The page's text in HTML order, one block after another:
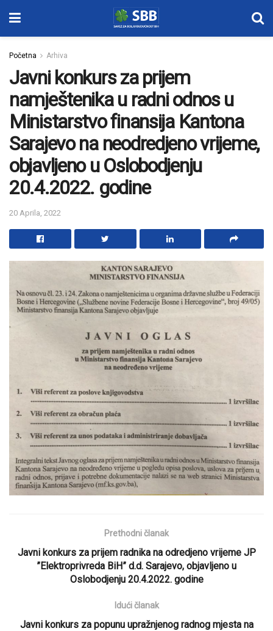
Početna Arhiva
Javni konkurs za prijem
namještenika u radni odnos u
Ministarstvo finansija Kantona
Sarajevo na neodredjeno vrijeme,
objavljeno u Oslobodjenju
20.4.2022. godine
20 Aprila, 2022
Prethodni članak
Javni konkurs za prijem radnika na odredjeno vrijeme JP
”Elektroprivreda BiH” d.d. Sarajevo, objavljeno u
Oslobodjenju 20.4.2022. godine
Idući članak
Javni konkurs za popunu upražnjenog radnog mjesta na